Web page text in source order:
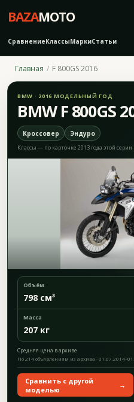
BAZAMOTO
СравнениеКлассыМаркиСтатьи
Главная F 800GS 2016
BMW · 2016 МОДЕЛЬНЫЙ ГОД
BMW F 800GS
Кроссовер Эндуро
Классы — по карточке 2013 года этой серии
Объём
798 см³
Масса
207 кг
Средняя цена в архиве
По 214 объявлениям из архива ·
Сравнить с другой
моделью
→